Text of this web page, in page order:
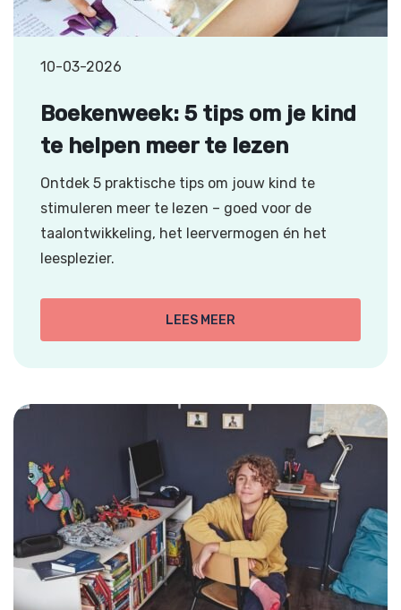
10-03-2026
Boekenweek: 5 tips om je kind
te helpen meer te lezen
Ontdek 5 praktische tips om jouw kind te
stimuleren meer te lezen – goed voor de
taalontwikkeling, het leervermogen én het
leesplezier.
LEES MEER